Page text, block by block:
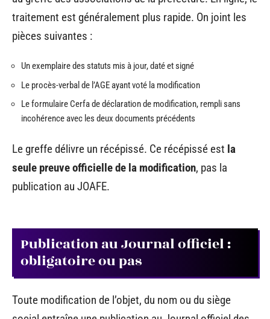
traitement est généralement plus rapide. On joint les
pièces suivantes :
Un exemplaire des statuts mis à jour, daté et signé
Le procès-verbal de l’AGE ayant voté la modification
Le formulaire Cerfa de déclaration de modification, rempli sans
incohérence avec les deux documents précédents
Le greffe délivre un récépissé. Ce récépissé est la
seule preuve officielle de la modification, pas la
publication au JOAFE.
Publication au Journal officiel :
obligatoire ou pas
Toute modification de l’objet, du nom ou du siège